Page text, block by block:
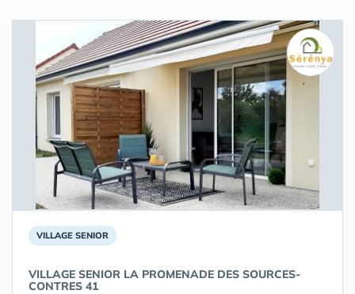
VILLAGE SENIOR
VILLAGE SENIOR LA PROMENADE DES SOURCES-
CONTRES 41